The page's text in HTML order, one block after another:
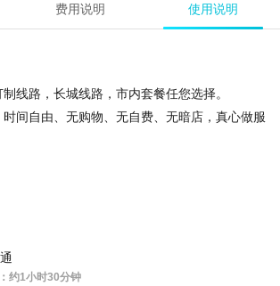
费用说明 使用说明
线路，长城线路，市内套餐任您选择。
间自由、无购物、无自费、无暗店，真心做服
约1小时30分钟